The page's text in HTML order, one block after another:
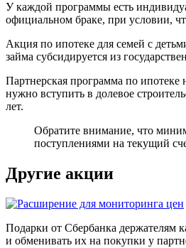
У каждой программы есть
официальном браке, при условии,
Акция по ипотеке для семей с
займа субсидируется из
Партнерская программа по
нужно вступить в долевое
лет.
Обратите внимание, что
поступлениями на текущий
Другие акции
Подарки от Сбербанка держателям
и обменивать их на покупки у